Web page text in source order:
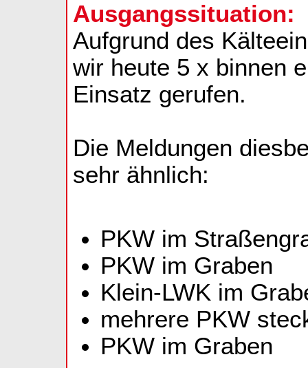
Ausgangssituation:
Aufgrund des
wir heute 5 x binnen
Einsatz gerufen.
Die Meldungen
sehr ähnlich:
PKW im
PKW im Graben
Klein-LWK im
mehrere PKW
PKW im Graben